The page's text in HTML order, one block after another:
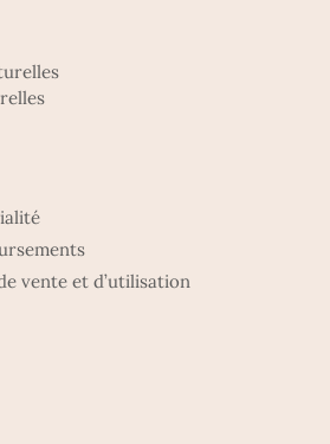
vente et d’utilisation